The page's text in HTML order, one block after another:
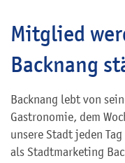
Mitglied
Backnang
Backnang lebt von
Gastronomie, dem
unsere Stadt jeden
als Stadtmarketing